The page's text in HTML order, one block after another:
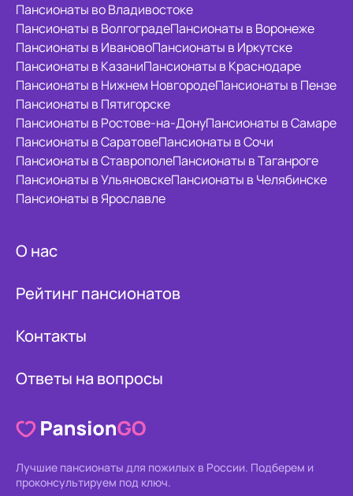
Пансионаты во Владивостоке
Пансионаты в ВолгоградеПансионаты в Воронеже
Пансионаты в ИвановоПансионаты в Иркутске
Пансионаты в КазаниПансионаты в Краснодаре
Пансионаты в Нижнем НовгородеПансионаты в Пензе
Пансионаты в Пятигорске
Пансионаты в Ростове-на-ДонуПансионаты в Самаре
Пансионаты в СаратовеПансионаты в Сочи
Пансионаты в СтаврополеПансионаты в Таганроге
Пансионаты в УльяновскеПансионаты в Челябинске
Пансионаты в Ярославле
О нас
Рейтинг пансионатов
Контакты
Ответы на вопросы
Лучшие пансионаты для пожилых в России. Подберем и
проконсультируем под ключ.